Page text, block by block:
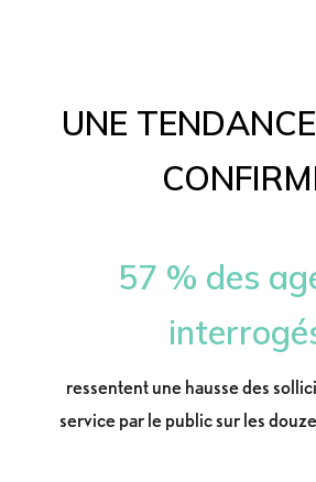
UNE
57 % des
ressentent une hausse des
service par le public sur les